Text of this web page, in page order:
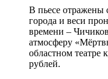
В пьесе отражены
города и веси
времени –
атмосферу
областном театре
рублей.